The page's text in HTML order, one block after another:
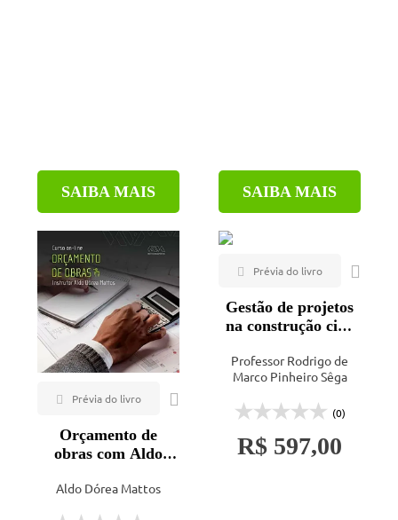
Interciência (2)
Labrador (1)
Leud (7)
Lidel (1)
Livraria da Física (1)
Minha editora (1)
SAIBA MAIS SAIBA MAIS
Orçamento de
obras com Aldo
Aldo Dórea Mattos
Gestão de projetos
na construção civil
PMBOK®
Professor Rodrigo de
Marco Pinheiro Sêga
(0)
R$ 597,00